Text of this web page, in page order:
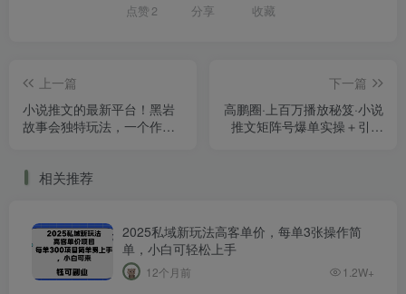
点赞 2 分享 收藏
上一篇
小说推文的最新平台！黑岩
故事会独特玩法，一个作品
下一篇
高鹏圈·上百万播放秘笈·小说
推文矩阵号爆单实操＋引流
相关推荐
2025私域新玩法高客单价，每单3张操作简
单，小白可轻松上手
12个月前 1.2W+